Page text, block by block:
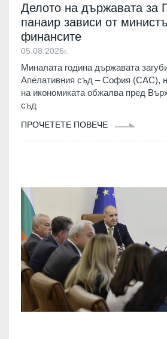
Делото на държавата за
панаир зависи от
финансите
05.08.2026г.
Миналата година държавата
Апелативния съд – София (САС),
на икономиката обжалва пред
съд
ПРОЧЕТЕТЕ ПОВЕЧЕ